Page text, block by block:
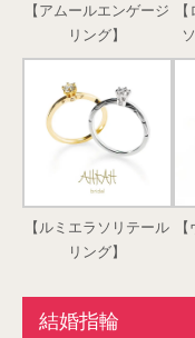
【アムールエンゲージ
リング】
【ルミエラソリテール
リング】
結婚指輪